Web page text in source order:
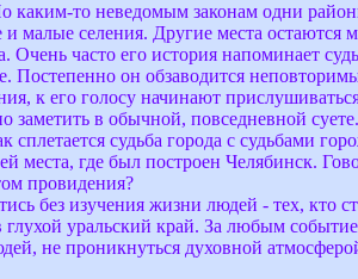
каким-то неведомым законам одни
малые селения. Другие места остаются
часто его история напоминает
он обзаводится
к его голосу начинают
заметить в обычной, повседневной
судьба города с судьбами
места, где был построен Челябинск.
провидения?
без изучения жизни людей - тех, кто
уральский край. За любым
не проникнуться духовной